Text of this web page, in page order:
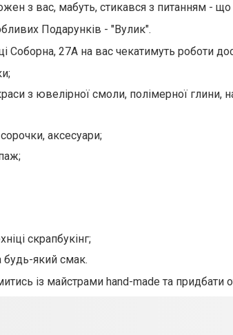
з вас, мабуть, стикався з питанням -
Подарунків - "Вулик".
Соборна, 27А на вас чекатимуть роботи
з ювелірної смоли, полімерної глини,
аксесуари;
скрапбукінг;
будь-який смак.
із майстрами hand-made та придбати